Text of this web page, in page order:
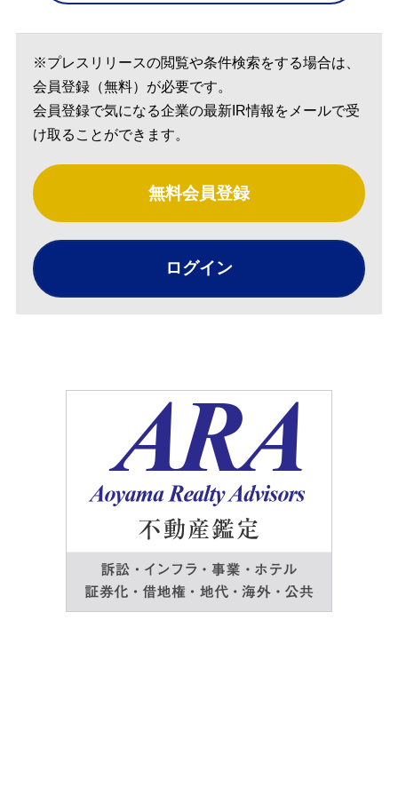
※プレスリリースの閲覧や条件検索をする場合は、
会員登録（無料）が必要です。
会員登録で気になる企業の最新IR情報をメールで受
け取ることができます。
無料会員登録
ログイン